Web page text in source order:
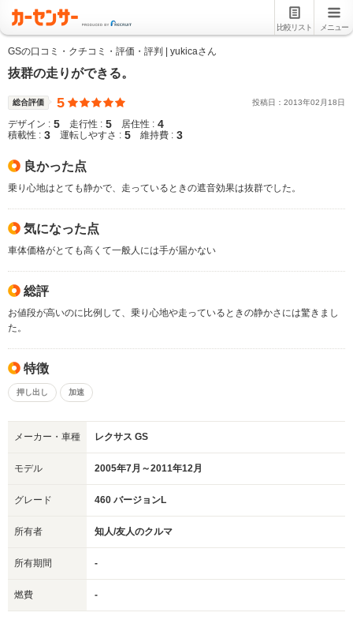
比較リスト メニュー
GSの口コミ・クチコミ・評価・評判 | yukicaさん
抜群の走りができる。
総合評価 5 投稿日： 2013年02 月 18日
デザイン : 5 走行性 : 5 居住性 : 4
積載性 : 3 運転しやすさ : 5 維持費 : 3
良かった点
乗り心地はとても静かで、走っているときの遮音効果は抜群でした。
気になった点
車体価格がとても高くて一般人には手が届かない
総評
お値段が高いのに比例して、乗り心地や走っているときの静かさには驚きまし
た。
特徴
押し出し 加速
メーカー・車種 レクサス GS
モデル 2005年7月～2011年12月
グレード 460 バージョンL
所有者 知人/友人のクルマ
所有期間 -
燃費 -